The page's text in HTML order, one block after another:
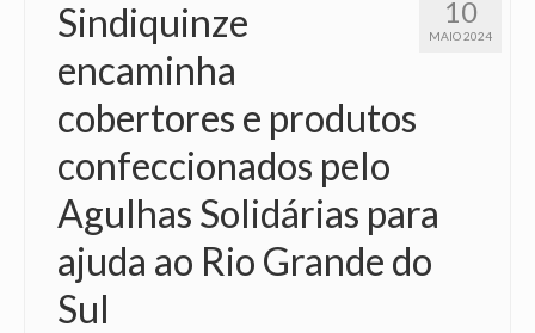
VÍDEOS
CONVÊNIOS
SINDICALIZE-SE
JURÍDICO
NÚCLEOS
APOSENTADOS
10
MAIO 2024
Sindiquinze
encaminha
cobertores e produtos
confeccionados pelo
Agulhas Solidárias para
ajuda ao Rio Grande do
Sul